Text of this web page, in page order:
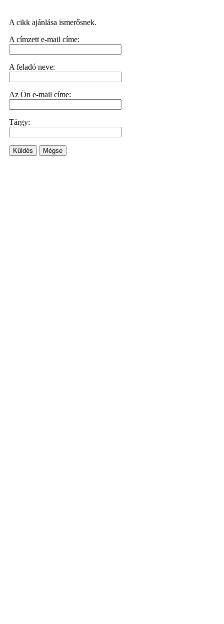
A cikk ajánlása ismerősnek.
A címzett e-mail címe:
A feladó neve:
Az Ön e-mail címe:
Tárgy:
Küldés Mégse